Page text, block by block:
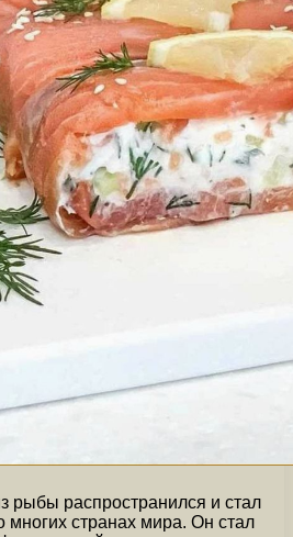
рыбы распространился и стал
странах мира. Он стал